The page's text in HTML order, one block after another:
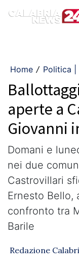
Home / Politica |
aperte a
Giovanni
Domani e
nei due
Castrovillari
Ernesto Bello,
confronto tra
Barile
Redazione